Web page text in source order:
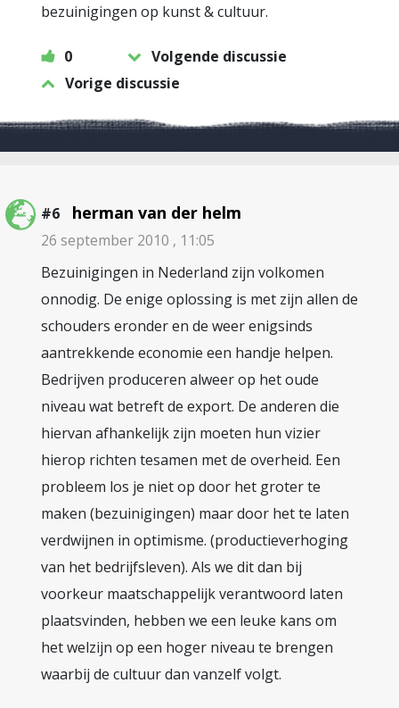
bezuinigingen op kunst & cultuur.
0
Volgende discussie
Vorige discussie
#6 herman van der helm
26 september 2010 , 11:05
Bezuinigingen in Nederland zijn volkomen
onnodig. De enige oplossing is met zijn allen de
schouders eronder en de weer enigsinds
aantrekkende economie een handje helpen.
Bedrijven produceren alweer op het oude
niveau wat betreft de export. De anderen die
hiervan afhankelijk zijn moeten hun vizier
hierop richten tesamen met de overheid. Een
probleem los je niet op door het groter te
maken (bezuinigingen) maar door het te laten
verdwijnen in optimisme. (productieverhoging
van het bedrijfsleven). Als we dit dan bij
voorkeur maatschappelijk verantwoord laten
plaatsvinden, hebben we een leuke kans om
het welzijn op een hoger niveau te brengen
waarbij de cultuur dan vanzelf volgt.